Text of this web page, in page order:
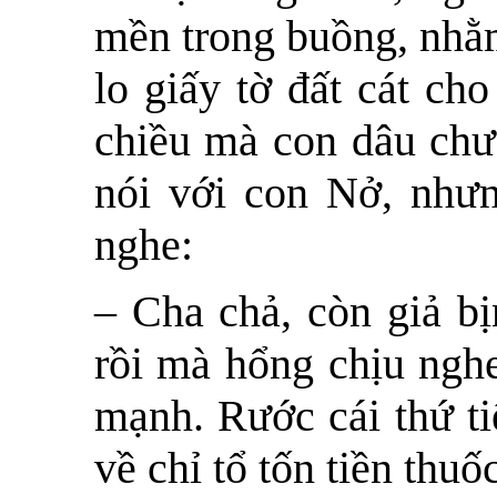
mền trong buồng,
lo giấy tờ đất cát
chiều mà con dâu
nói với con Nở,
nghe:
– Cha chả, còn giả
rồi mà hổng chịu
mạnh. Rước cái thứ
về chỉ tổ tốn tiền